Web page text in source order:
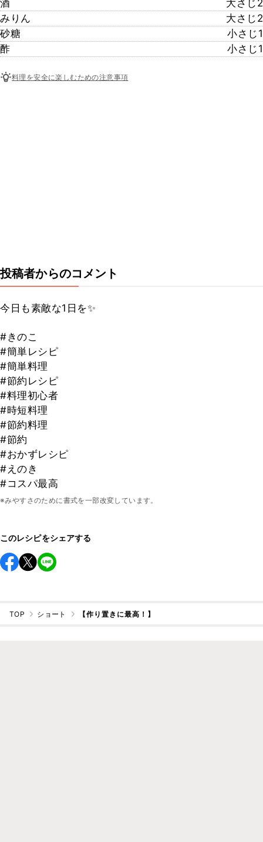
酒
大さじ2
みりん
大さじ2
砂糖
小さじ1
酢
小さじ1
料理を安全に楽しむための注意事項
投稿者からのコメント
今日も素敵な1日を✨
#きのこ
#簡単レシピ
#簡単料理
#節約レシピ
#料理初心者
#時短料理
#節約料理
#節約
#おかずレシピ
#えのき
#コスパ最高
※みやすさのために書式を一部改変しています。
このレシピをシェアする
TOP ショート 【作り置きに最高！】